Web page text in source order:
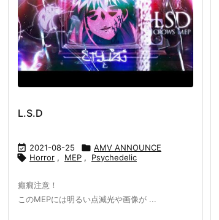
L.S.D
 2021-08-25  AMV ANNOUNCE
 Horror , MEP , Psychedelic
癲癇注意！
このMEPには明るい点滅光や画像が ...